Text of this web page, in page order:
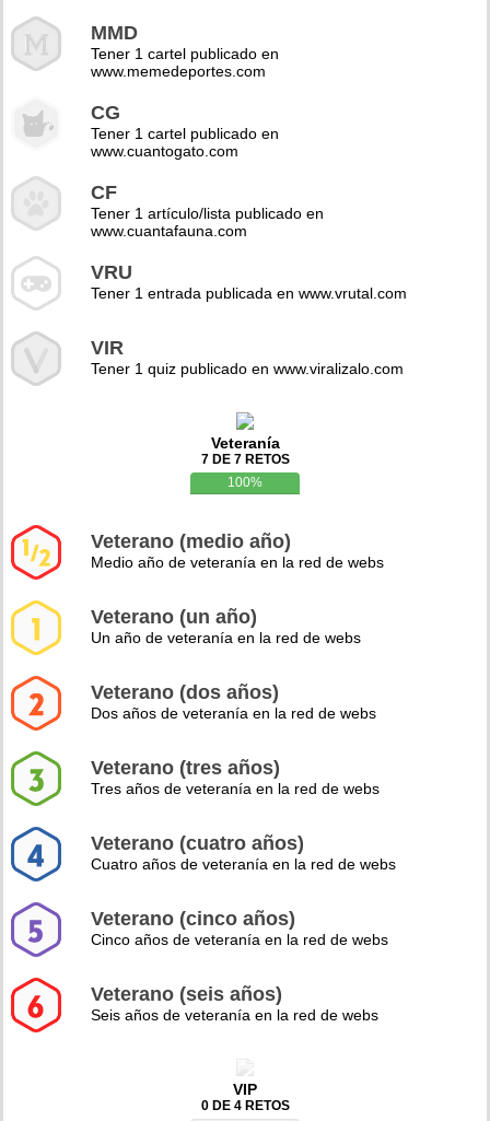
MMD
Tener 1 cartel publicado en
www.memedeportes.com
CG
Tener 1 cartel publicado en
www.cuantogato.com
CF
Tener 1 artículo/lista publicado en
www.cuantafauna.com
VRU
Tener 1 entrada publicada en www.vrutal.com
VIR
Tener 1 quiz publicado en www.viralizalo.com
Veteranía
7 DE 7 RETOS
100%
Veterano (medio año)
Medio año de veteranía en la red de webs
Veterano (un año)
Un año de veteranía en la red de webs
Veterano (dos años)
Dos años de veteranía en la red de webs
Veterano (tres años)
Tres años de veteranía en la red de webs
Veterano (cuatro años)
Cuatro años de veteranía en la red de webs
Veterano (cinco años)
Cinco años de veteranía en la red de webs
Veterano (seis años)
Seis años de veteranía en la red de webs
VIP
0 DE 4 RETOS